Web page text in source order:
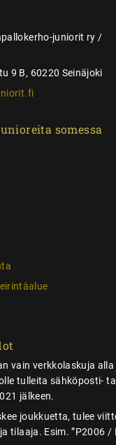
juniorit ry /
9 B, 60220 Seinäjoki
somessa
vain verkkolaskuja alla
tulleita sähköposti-
jälkeen.
joukkuetta, tulee
tilaaja. Esim. ”P2006 /